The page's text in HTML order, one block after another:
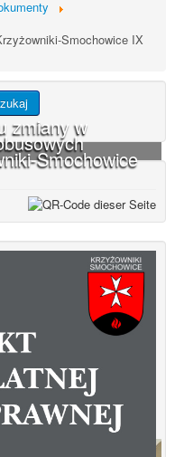
zmiany w
Smochowice
Smochowice IX